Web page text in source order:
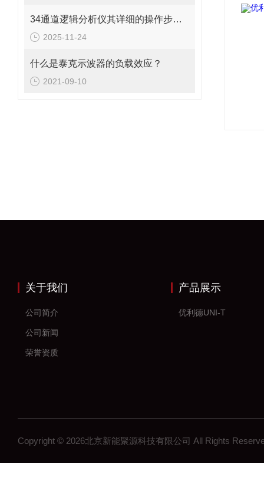
34通道逻辑分析仪其详细的操作步骤分别是什么？
2025-11-24
什么是泰克示波器的负载效应？
2021-09-10
关于我们
公司简介
公司新闻
荣誉资质
产品展示
优利德UNI-T
Copyright © 2026北京新能聚源科技有限公司 All Rights